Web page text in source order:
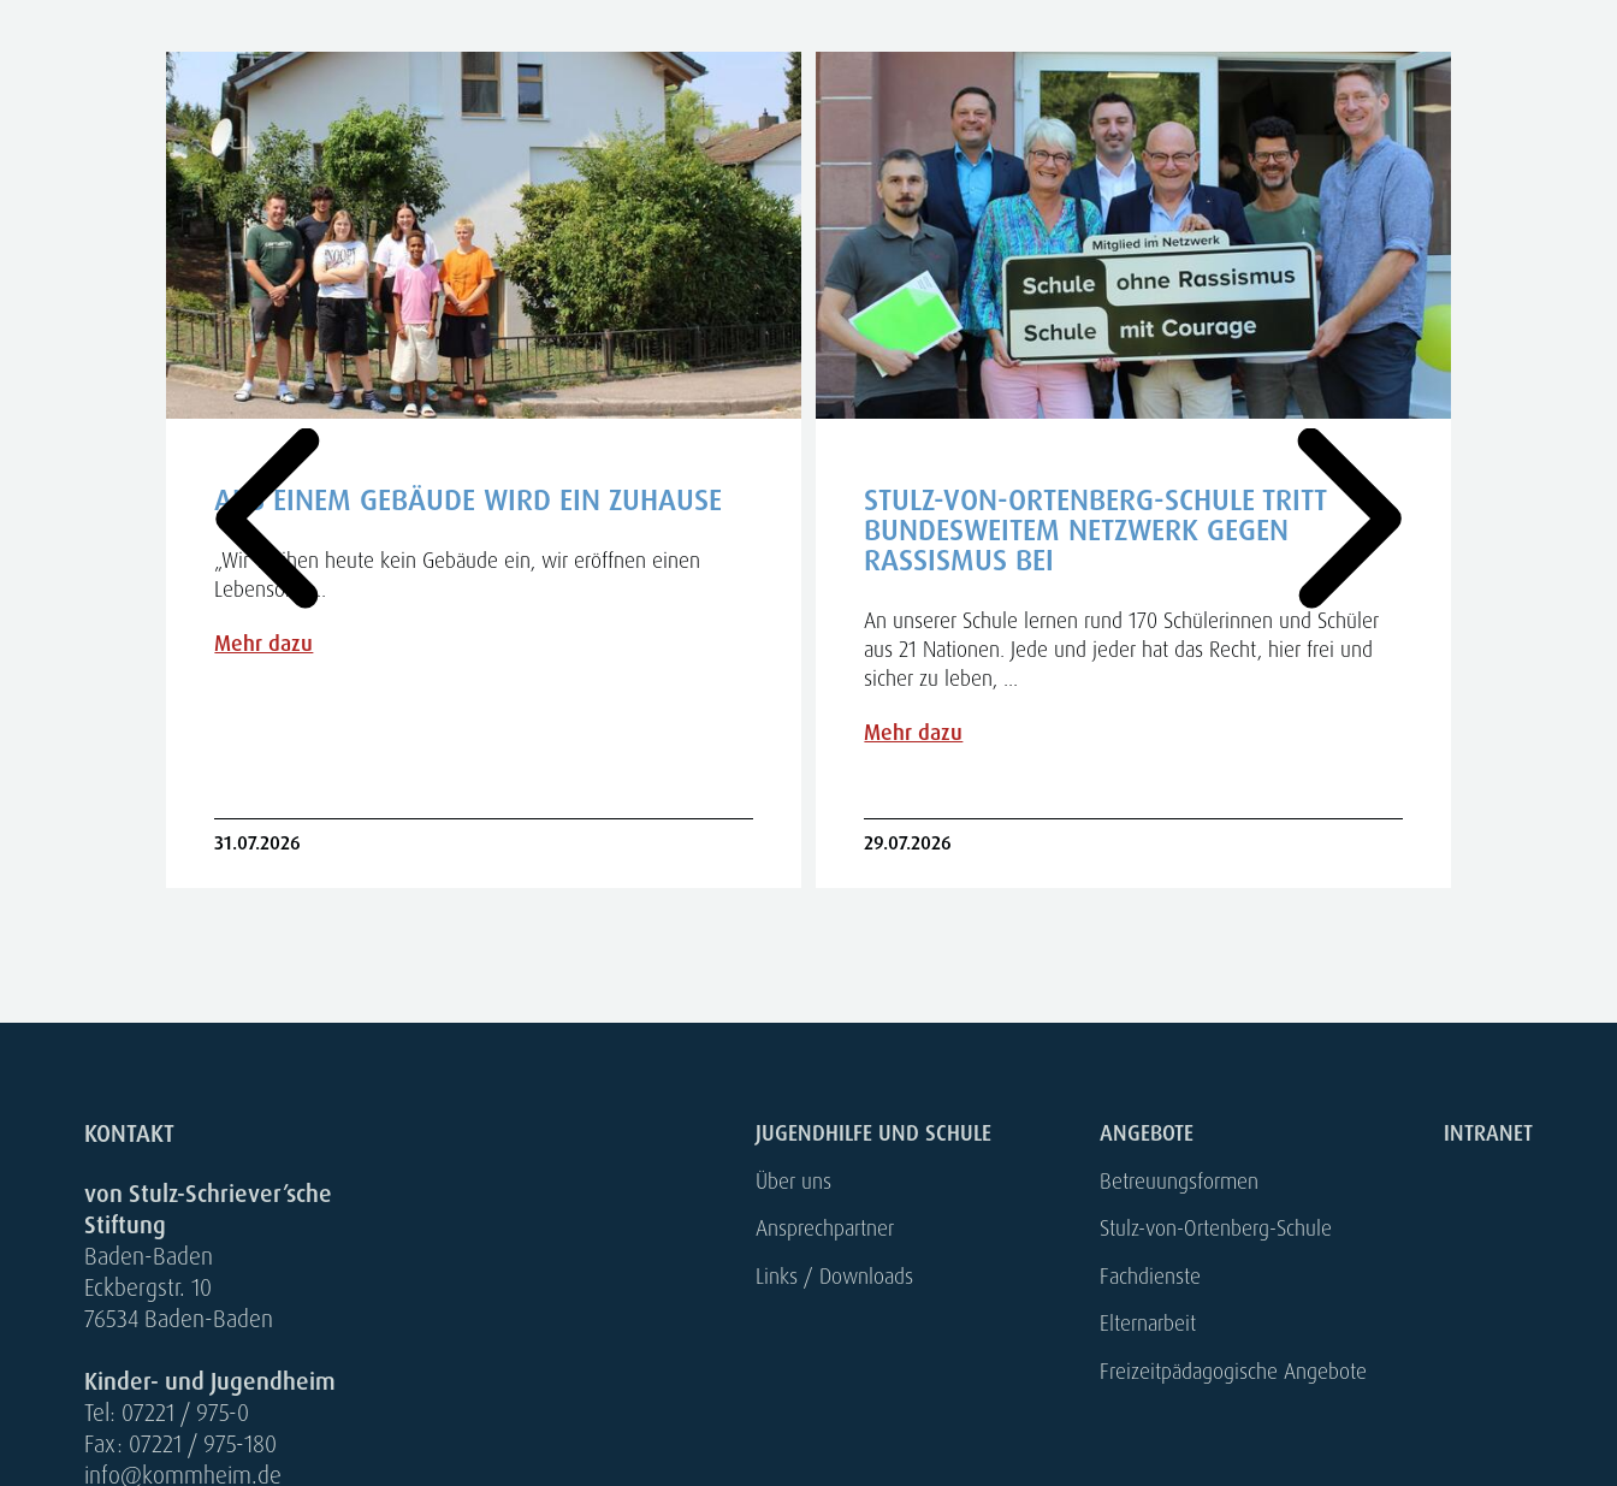
AUS EINEM GEBÄUDE WIRD EIN ZUHAUSE
„Wir weihen heute kein Gebäude ein, wir eröffnen einen
Lebensort",....
Mehr dazu
31.07.2026
STULZ-VON-ORTENBERG-SCHULE TRITT
BUNDESWEITEM NETZWERK GEGEN
RASSISMUS BEI
An unserer Schule lernen rund 170 Schülerinnen und Schüler
aus 21 Nationen. Jede und jeder hat das Recht, hier frei und
sicher zu leben, ...
Mehr dazu
29.07.2026
KONTAKT
von Stulz-Schriever’sche
Stiftung
Baden-Baden
Eckbergstr. 10
76534 Baden-Baden
Kinder- und Jugendheim
Tel: 07221 / 975-0
Fax: 07221 / 975-180
info@kommheim.de
JUGENDHILFE UND SCHULE
Über uns
Ansprechpartner
Links / Downloads
ANGEBOTE
Betreuungsformen
Stulz-von-Ortenberg-Schule
Fachdienste
Elternarbeit
Freizeitpädagogische Angebote
INTRANET